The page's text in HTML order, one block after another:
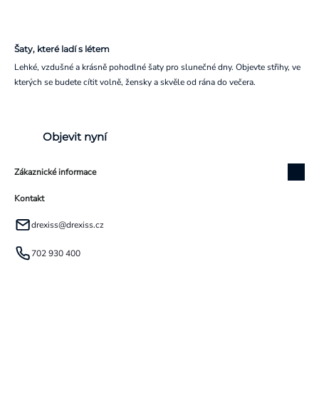
Šaty, které ladí s létem
Lehké, vzdušné a krásně pohodlné šaty pro slunečné dny. Objevte střihy, ve
kterých se budete cítit volně, žensky a skvěle od rána do večera.
Objevit nyní
Zákaznické informace
Kontakt
drexiss@drexiss.cz
702 930 400